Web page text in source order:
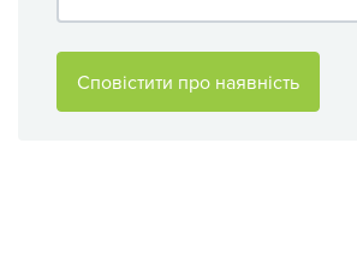
Сповістити про наявність